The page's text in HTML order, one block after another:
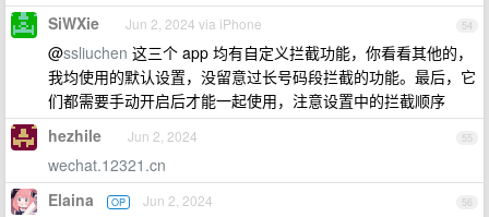
54
SiWXie Jun 2, 2024 via iPhone
@ssliuchen 这三个 app 均有自定义拦截功能，你看看其他的，
我均使用的默认设置，没留意过长号码段拦截的功能。最后，它
们都需要手动开启后才能一起使用，注意设置中的拦截顺序
55
hezhile Jun 2, 2024
wechat.12321.cn
56
Elaina OP Jun 2, 2024